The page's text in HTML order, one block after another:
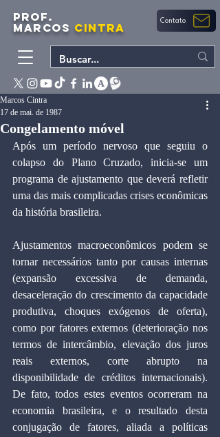
PROF.
MARCOS CINTRA Contato
Congelamento móvel
Marcos Cintra
17 de mai. de 1987
Após um período nervoso que seguiu o
colapso do Plano Cruzado, inicia-se um
programa de ajustamento que deverá refletir
uma das mais complicadas crises econômicas
da história brasileira.
Ajustamentos macroeconômicos podem se
tornar necessários tanto por causas internas
(expansão excessiva de demanda,
desaceleração do crescimento da capacidade
produtiva, choques exógenos de oferta),
como por fatores externos (deterioração nos
termos de intercâmbio, elevação dos juros
reais externos, corte abrupto na
disponibilidade de créditos internacionais).
De fato, todos estes eventos ocorreram na
economia brasileira, e o resultado desta
conjugação de fatores, aliada a políticas